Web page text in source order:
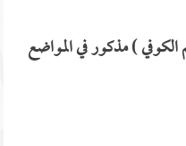
) مذكور في المواضع